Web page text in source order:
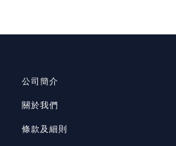
公司簡介
關於我們
條款及細則